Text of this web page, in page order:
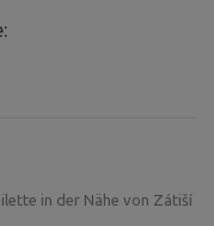
für ein weiteres
der umgebenden
Spaziergang
das Badebad und
im „Zátiší“. Das
in der Nähe von Zátiší